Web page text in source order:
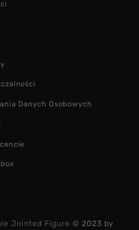
Danych Osobowych
Jointed Figure © 2023 by